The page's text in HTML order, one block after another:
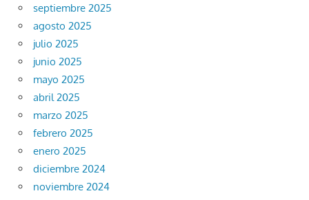
septiembre 2025
agosto 2025
julio 2025
junio 2025
mayo 2025
abril 2025
marzo 2025
febrero 2025
enero 2025
diciembre 2024
noviembre 2024